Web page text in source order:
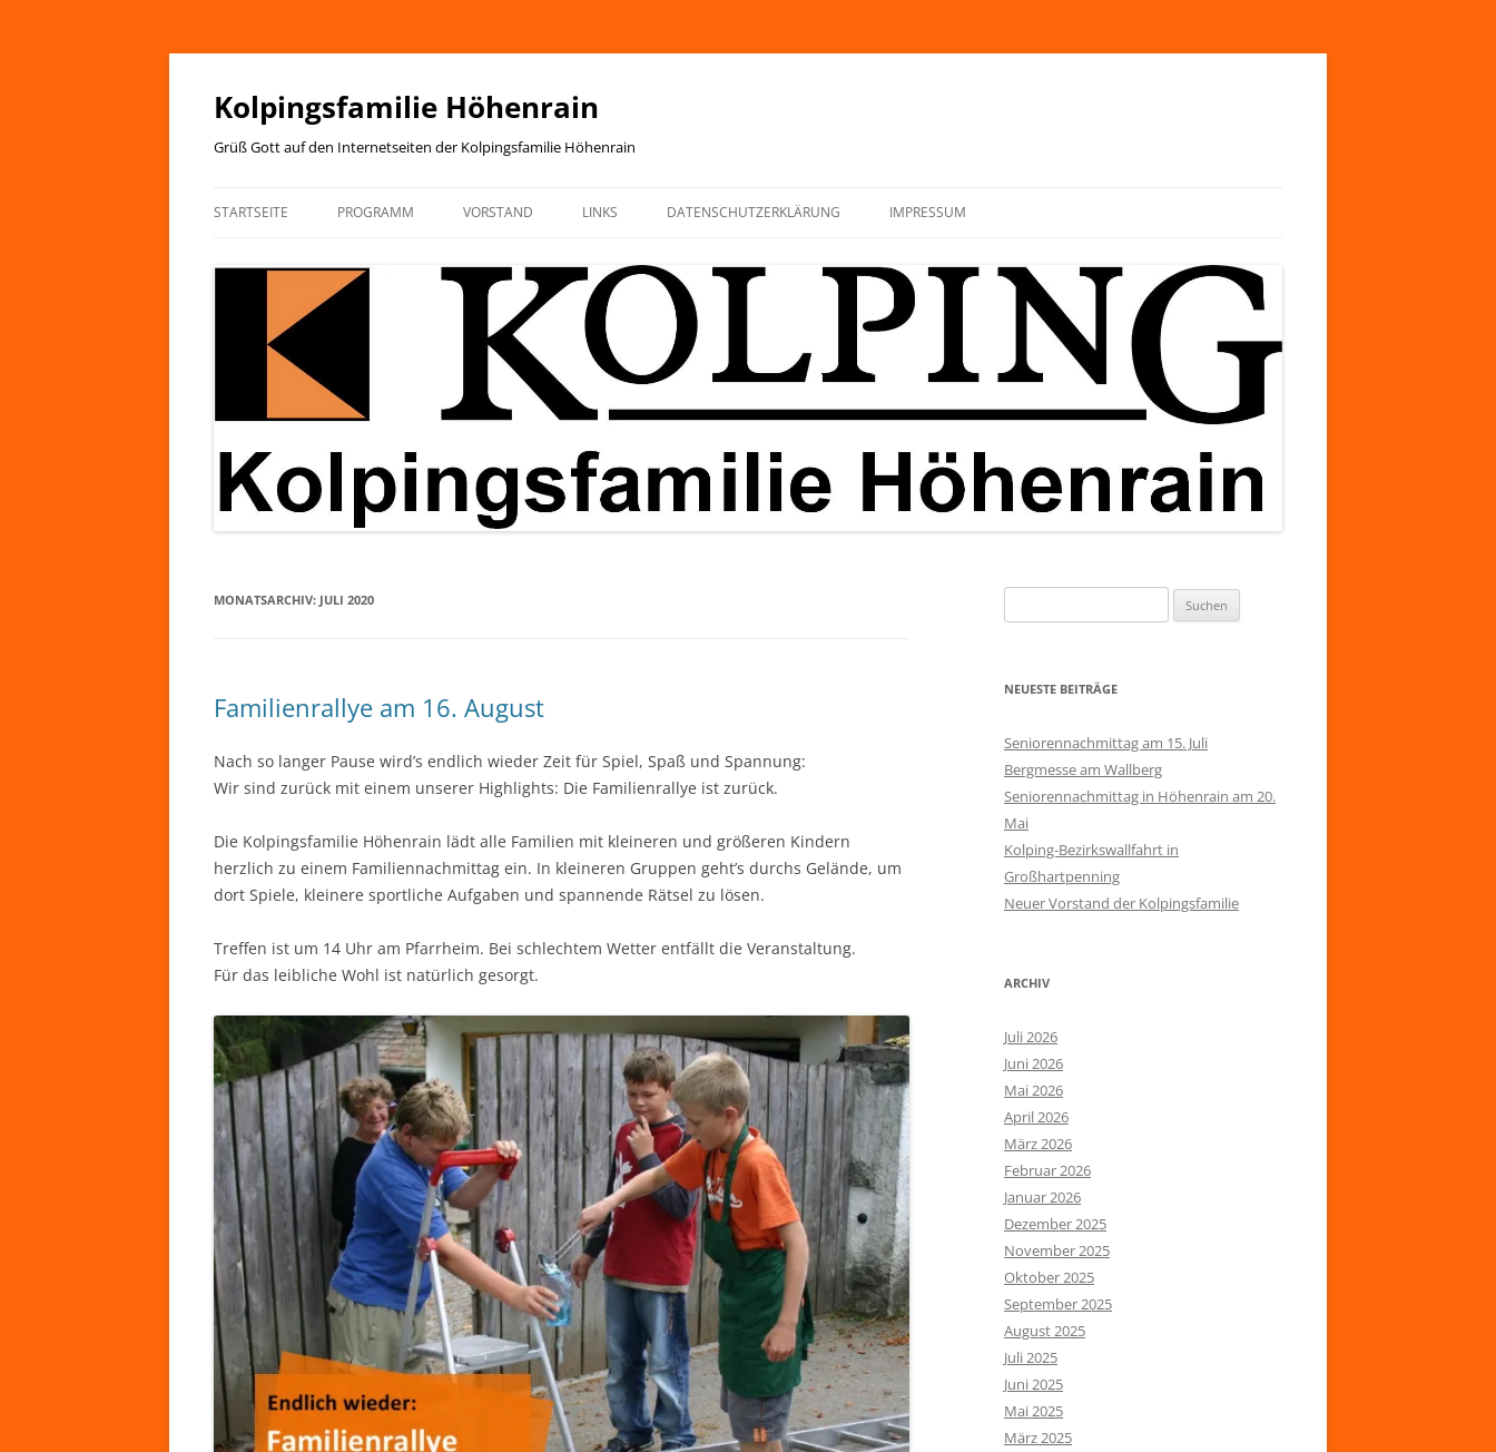
Zum
springen
Kolpingsfamilie Höhenrain
Grüß Gott auf den Internetseiten der Kolpingsfamilie Höhenrain
STARTSEITE PROGRAMM VORSTAND LINKS DATENSCHUTZERKLÄRUNG IMPRESSUM
MONATSARCHIV: JULI 2020
Familienrallye am 16. August
Nach so langer Pause wird’s endlich wieder Zeit für Spiel, Spaß und Spannung:
Wir sind zurück mit einem unserer Highlights: Die Familienrallye ist zurück.
Die Kolpingsfamilie Höhenrain lädt alle Familien mit kleineren und größeren Kindern
herzlich zu einem Familiennachmittag ein. In kleineren Gruppen geht’s durchs Gelände, um
dort Spiele, kleinere sportliche Aufgaben und spannende Rätsel zu lösen.
Treffen ist um 14 Uhr am Pfarrheim. Bei schlechtem Wetter entfällt die Veranstaltung.
Für das leibliche Wohl ist natürlich gesorgt.
nach:
NEUESTE BEITRÄGE
Seniorennachmittag am 15. Juli
Bergmesse am Wallberg
Seniorennachmittag in Höhenrain am 20.
Mai
Kolping-Bezirkswallfahrt in
Großhartpenning
Neuer Vorstand der Kolpingsfamilie
ARCHIV
Juli 2026
Juni 2026
Mai 2026
April 2026
März 2026
Februar 2026
Januar 2026
Dezember 2025
November 2025
Oktober 2025
September 2025
August 2025
Juli 2025
Juni 2025
Mai 2025
März 2025